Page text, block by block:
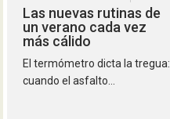
Las nuevas rutinas de
un verano cada vez
más cálido
El termómetro dicta la tregua:
cuando el asfalto...